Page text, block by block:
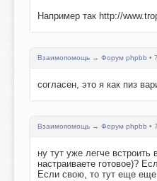
Например так http://
Взаимопомощь → Форум phpbb •
согласен, это я как пиз
Взаимопомощь → Форум phpbb •
ну тут уже легче
настраиваете готовое)?
Если свою, то тут еще еще